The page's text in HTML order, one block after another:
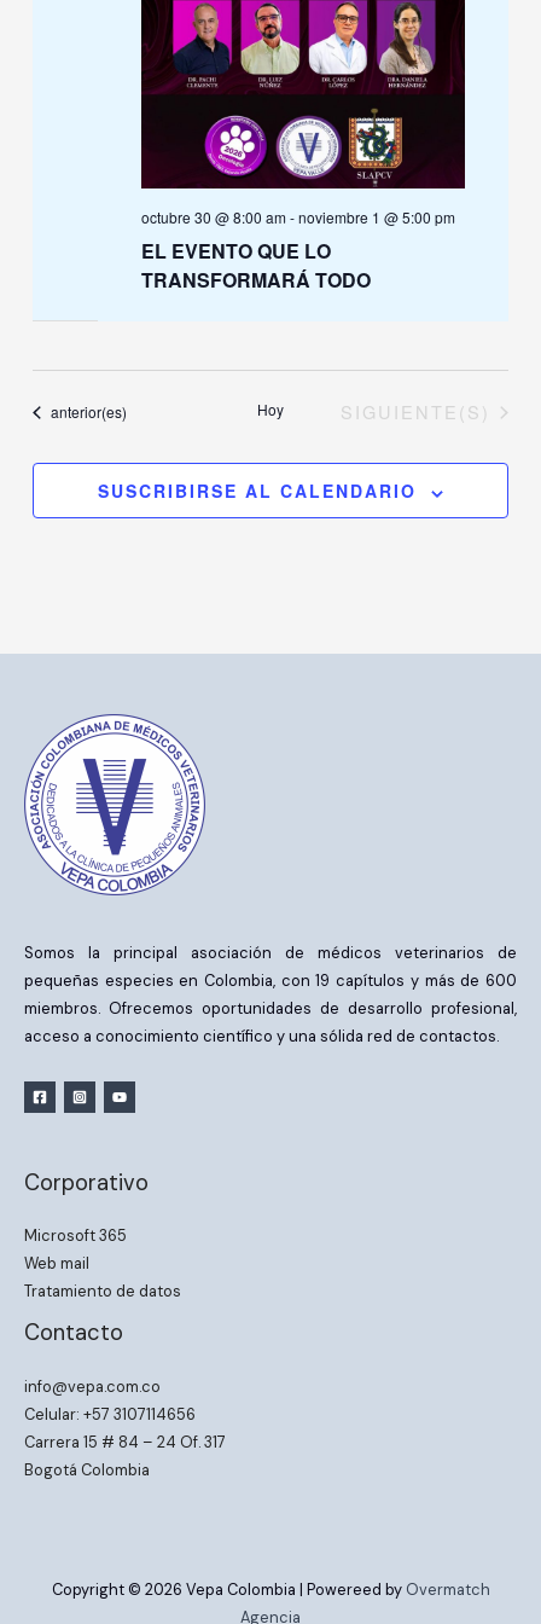
EL EVENTO QUE LO
TRANSFORMARÁ TODO
octubre 30 @ 8:00 am-noviembre 1 @ 5:00 pm
Eventos
anterior(es) Hoy EVENTOS
SIGUIENTE(S)
SUSCRIBIRSE AL CALENDARIO
Somos la principal asociación de médicos veterinarios de
pequeñas especies en Colombia, con 19 capítulos y más de 600
miembros. Ofrecemos oportunidades de desarrollo profesional,
acceso a conocimiento científico y una sólida red de contactos.
Corporativo
Microsoft 365
Web mail
Tratamiento de datos
Contacto
info@vepa.com.co
Celular: +57 3107114656
Carrera 15 # 84 – 24 Of. 317
Bogotá Colombia
Copyright © 2026 Vepa Colombia | Powereed by Overmatch
Agencia